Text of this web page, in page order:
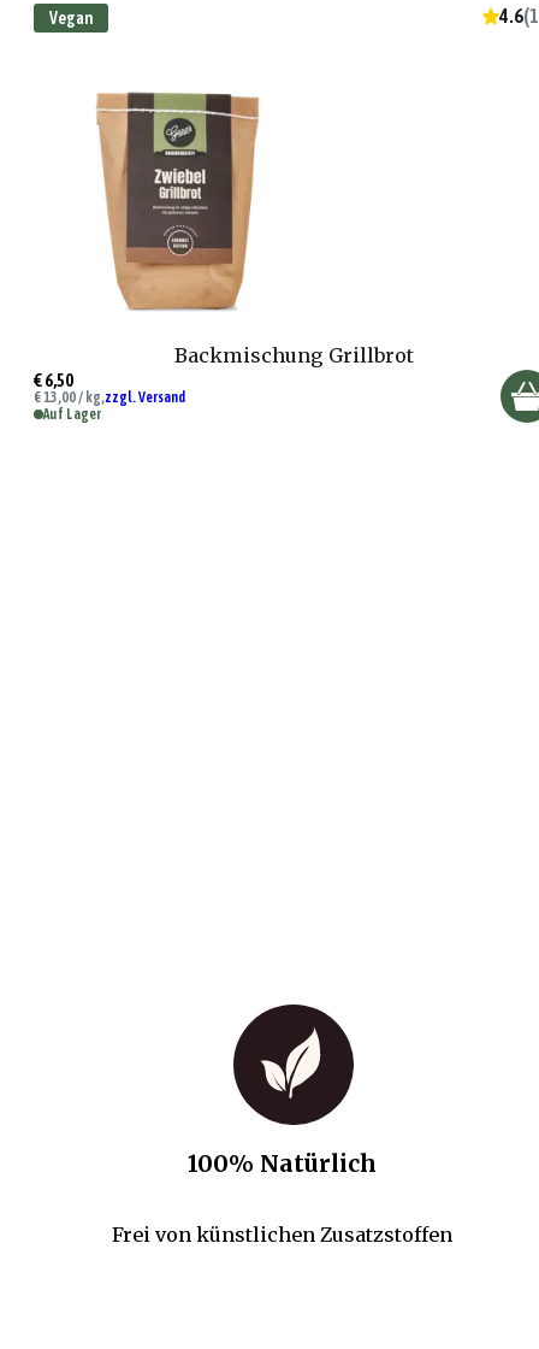
Vegan 4.6(
Backmischung Grillbrot
€ 6,50
€ 13,00 / kg,zzgl. Versand
Auf Lager
100% Natürlich
Frei von künstlichen Zusatzstoffen